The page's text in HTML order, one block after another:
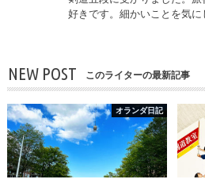
好きです。細かいことを気に
NEW POST このライターの最新記事
オランダ日記